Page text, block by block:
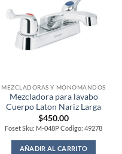
MEZCLADORAS Y MONOMANDOS
Mezcladora para lavabo
Cuerpo Laton Nariz Larga
$450.00
Foset Sku: M-048P Codigo: 49278
AÑADIR AL CARRITO